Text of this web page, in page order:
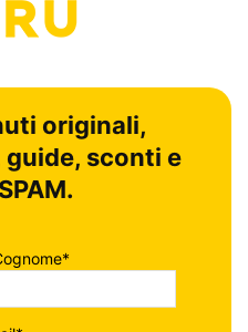
originali,
sconti e